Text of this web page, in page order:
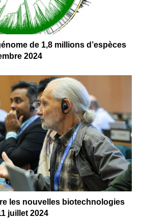
de 1,8 millions d’espèces
2024
les nouvelles biotechnologies
juillet 2024